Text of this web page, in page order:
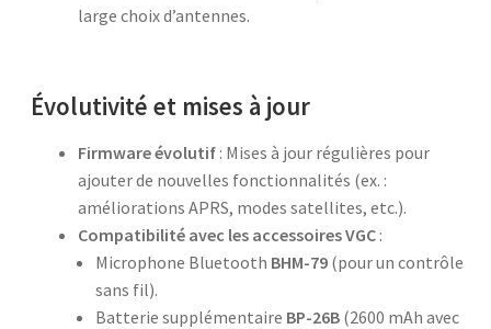
large choix d’antennes.
Évolutivité et mises à jour
Firmware évolutif: Mises à jour régulières pour
ajouter de nouvelles fonctionnalités (ex. :
améliorations APRS, modes satellites, etc.).
Compatibilité avec les accessoires VGC:
Microphone Bluetooth BHM-79(pour un contrôle
sans fil).
Batterie supplémentaire BP-26B(2600 mAh avec